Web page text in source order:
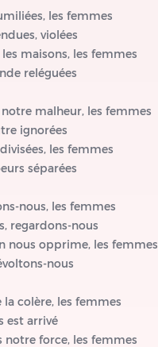
les femmes
violées
maisons, les femmes
reléguées
notre malheur, les femmes
ignorées
les femmes
séparées
nous, les femmes
regardons-nous
nous opprime, les femmes
nous
la colère, les femmes
est arrivé
notre force, les femmes